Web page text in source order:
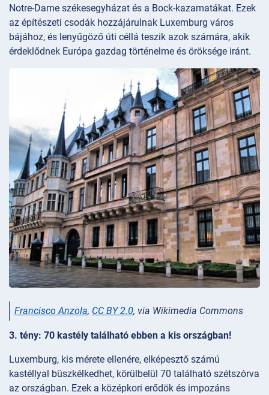
Notre-Dame székesegyházat és a Bock-kazamatákat. Ezek
az építészeti csodák hozzájárulnak Luxemburg város
bájához, és lenyűgöző úti céllá teszik azok számára, akik
érdeklődnek Európa gazdag történelme és öröksége iránt.
Francisco Anzola, CC BY 2.0, via Wikimedia Commons
3. tény: 70 kastély található ebben a kis országban!
Luxemburg, kis mérete ellenére, elképesztő számú
kastéllyal büszkélkedhet, körülbelül 70 található szétszórva
az országban. Ezek a középkori erődök és impozáns